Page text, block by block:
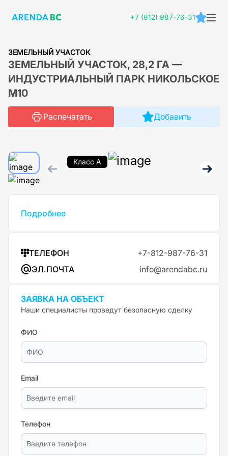
+7 (812) 987-76-31
ЗЕМЕЛЬНЫЙ УЧАСТОК
ЗЕМЕЛЬНЫЙ УЧАСТОК, 28,2 ГА —
ИНДУСТРИАЛЬНЫЙ ПАРК НИКОЛЬСКОЕ
М10
Распечатать Добавить
Класс A
Подробнее
ТЕЛЕФОН
+7-812-987-76-31
ЭЛ.ПОЧТА
info@arendabc.ru
ЗАЯВКА НА ОБЪЕКТ
Наши специалисты проведут безопасную сделку
ФИО
Email
Телефон